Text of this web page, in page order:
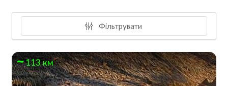
Фільтрувати
113 км